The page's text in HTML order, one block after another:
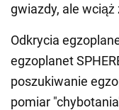
gwiazdy, ale wciąż
Odkrycia
egzoplanet
poszukiwanie
pomiar